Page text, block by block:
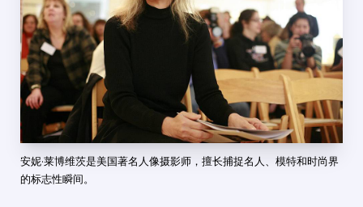
安妮·莱博维茨是美国著名人像摄影师，擅长捕捉名人、模特和时尚界
的标志性瞬间。